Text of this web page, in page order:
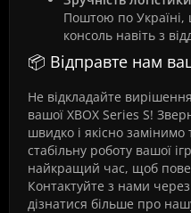
Поштою по Україні,
консоль навіть з
📦 Відправте нам
Не відкладайте
вашої XBOX Series S!
швидко і якісно
стабільну роботу вашої
найкращий час, щоб
Контактуйте з нами
дізнатися більше про